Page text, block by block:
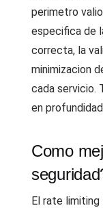
perimetro
especifica de
correcta, la
minimizacion
cada servicio.
en
Como
El rate